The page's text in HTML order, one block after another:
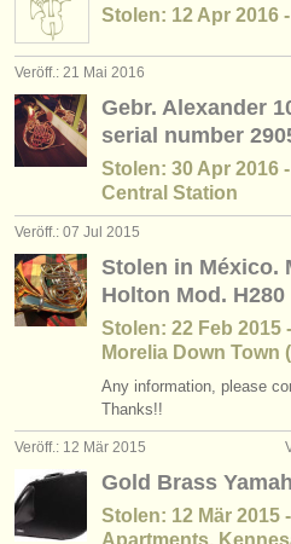
Stolen: 12 Apr 2016
Veröff.: 21 Mai 2016
Gebr. Alexander
serial number
Stolen: 30 Apr 2016
Central Station
Veröff.: 07 Jul 2015
Stolen in México.
Holton Mod.
Stolen: 22 Feb 2015
Morelia Down Town
Any information, please
Thanks!!
Veröff.: 12 Mär 2015
Gold Brass
Stolen: 12 Mär 2015
Apartments,